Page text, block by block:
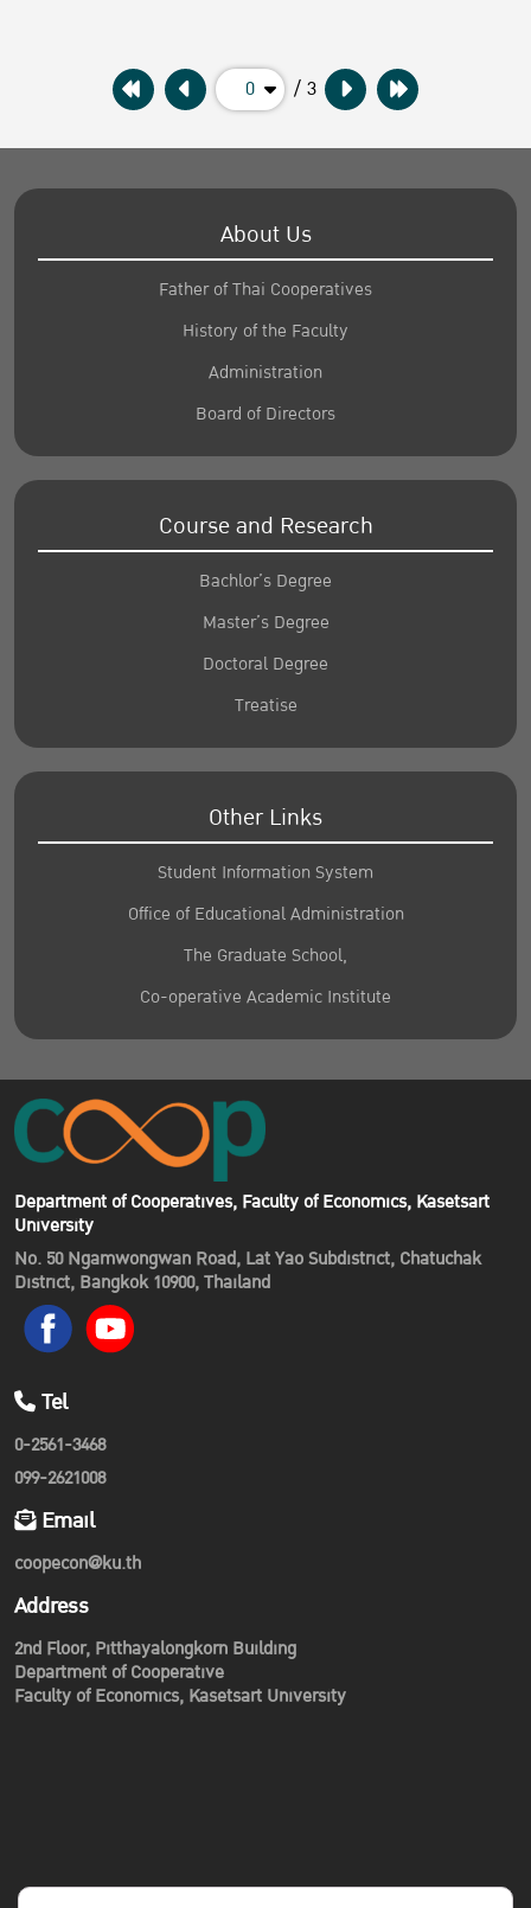
0 / 3
About Us
Father of Thai Cooperatives
History of the Faculty
Administration
Board of Directors
Course and Research
Bachlor’s Degree
Master’s Degree
Doctoral Degree
Treatise
Other Links
Student Information System
Office of Educational Administration
The Graduate School,
Co-operative Academic Institute
Department of Cooperatives, Faculty of Economics, Kasetsart
University
No. 50 Ngamwongwan Road, Lat Yao Subdistrict, Chatuchak
District, Bangkok 10900, Thailand
Tel
0-2561-3468
099-2621008
Email
coopecon@ku.th
Address
2nd Floor, Pitthayalongkorn Building
Department of Cooperative
Faculty of Economics, Kasetsart University